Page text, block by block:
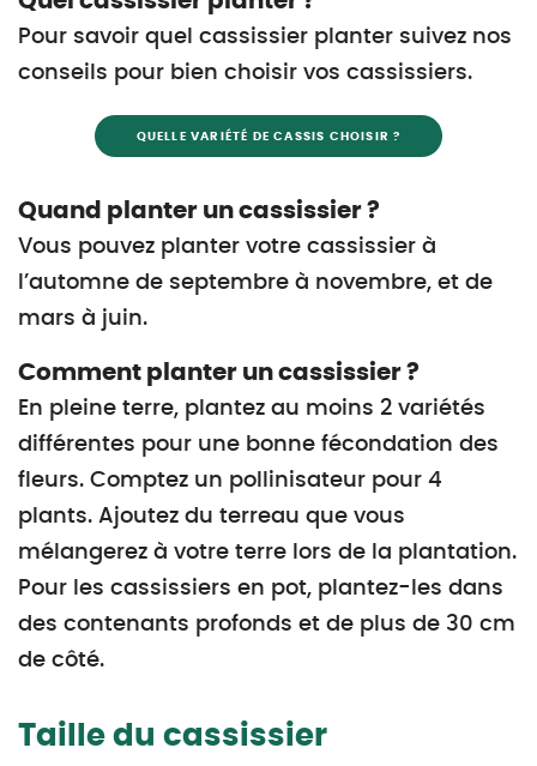
Pour savoir quel cassissier planter suivez nos
conseils pour bien choisir vos cassissiers.
QUELLE VARIÉTÉ DE CASSIS CHOISIR ?
Quand planter un cassissier ?
Vous pouvez planter votre cassissier à
l’automne de septembre à novembre, et de
mars à juin.
Comment planter un cassissier ?
En pleine terre, plantez au moins 2 variétés
différentes pour une bonne fécondation des
fleurs. Comptez un pollinisateur pour 4
plants. Ajoutez du terreau que vous
mélangerez à votre terre lors de la plantation.
Pour les cassissiers en pot, plantez-les dans
des contenants profonds et de plus de 30 cm
de côté.
Taille du cassissier